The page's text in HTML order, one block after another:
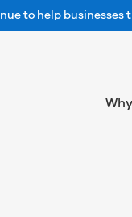
to help businesses